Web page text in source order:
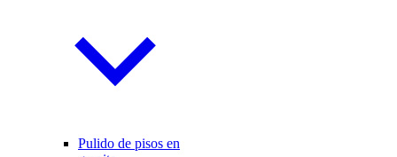
Pulido de pisos en